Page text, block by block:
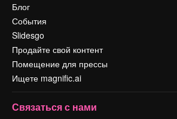
Блог
События
Slidesgo
Продайте свой контент
Помещение для прессы
Ищете magnific.ai
Связаться с нами